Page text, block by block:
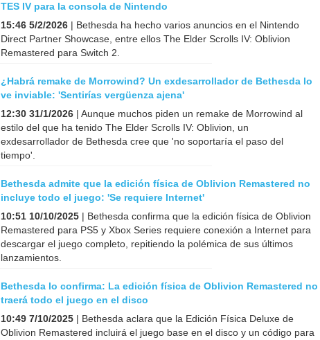
TES IV para la consola de Nintendo
15:46 5/2/2026 | Bethesda ha hecho varios anuncios en el Nintendo
Direct Partner Showcase, entre ellos The Elder Scrolls IV: Oblivion
Remastered para Switch 2.
¿Habrá remake de Morrowind? Un exdesarrollador de Bethesda lo
ve inviable: 'Sentirías vergüenza ajena'
12:30 31/1/2026 | Aunque muchos piden un remake de Morrowind al
estilo del que ha tenido The Elder Scrolls IV: Oblivion, un
exdesarrollador de Bethesda cree que 'no soportaría el paso del
tiempo'.
Bethesda admite que la edición física de Oblivion Remastered no
incluye todo el juego: 'Se requiere Internet'
10:51 10/10/2025 | Bethesda confirma que la edición física de Oblivion
Remastered para PS5 y Xbox Series requiere conexión a Internet para
descargar el juego completo, repitiendo la polémica de sus últimos
lanzamientos.
Bethesda lo confirma: La edición física de Oblivion Remastered no
traerá todo el juego en el disco
10:49 7/10/2025 | Bethesda aclara que la Edición Física Deluxe de
Oblivion Remastered incluirá el juego base en el disco y un código para